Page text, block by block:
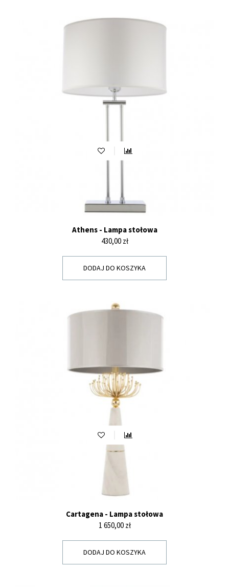
Athens - Lampa stołowa
Cena
430,00 zł
DODAJ DO KOSZYKA
Cartagena - Lampa stołowa
Cena
1 650,00 zł
DODAJ DO KOSZYKA